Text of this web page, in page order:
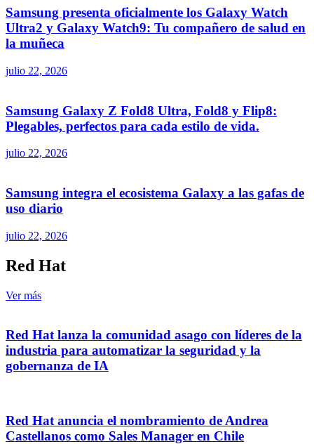
Samsung presenta oficialmente los Galaxy Watch
Ultra2 y Galaxy Watch9: Tu compañero de salud en
la muñeca
julio 22, 2026
Samsung Galaxy Z Fold8 Ultra, Fold8 y Flip8:
Plegables, perfectos para cada estilo de vida.
julio 22, 2026
Samsung integra el ecosistema Galaxy a las gafas de
uso diario
julio 22, 2026
Red Hat
Ver más
Red Hat lanza la comunidad asago con líderes de la
industria para automatizar la seguridad y la
gobernanza de IA
Red Hat anuncia el nombramiento de Andrea
Castellanos como Sales Manager en Chile